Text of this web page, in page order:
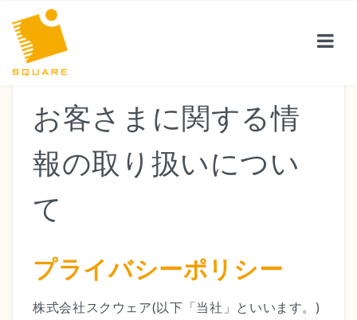
サービス紹介
お客様の声
保険コラム
お客さまに関する情
報の取り扱いについ
て
プライバシーポリシー
株式会社スクウェア(以下「当社」といいます。)